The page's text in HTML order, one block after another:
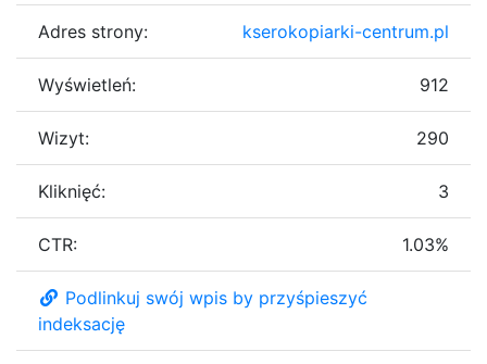
Adres strony: kserokopiarki-centrum.pl
Wyświetleń: 912
Wizyt: 290
Kliknięć: 3
CTR: 1.03%
Podlinkuj swój wpis by przyśpieszyć
indeksację